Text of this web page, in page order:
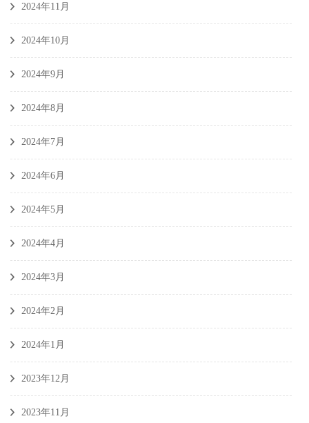
2024年11月
2024年10月
2024年9月
2024年8月
2024年7月
2024年6月
2024年5月
2024年4月
2024年3月
2024年2月
2024年1月
2023年12月
2023年11月